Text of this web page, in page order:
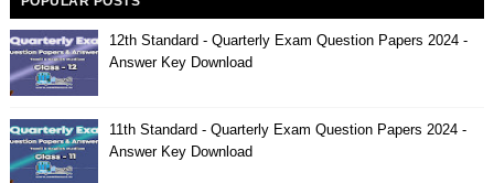
12th Standard - Quarterly Exam Question Papers 2024 -
Answer Key Download
11th Standard - Quarterly Exam Question Papers 2024 -
Answer Key Download